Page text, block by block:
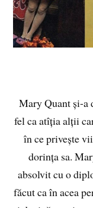
Mary Quant și-a
fel ca atîția alții
în ce privește
dorința sa.
absolvit cu o
făcut ca în acea